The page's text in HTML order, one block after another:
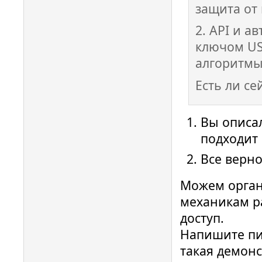
защита от
2. API и
ключом
Есть ли
Вы
подходит
Все
Можем
механикам
доступ.
Напишите
такая